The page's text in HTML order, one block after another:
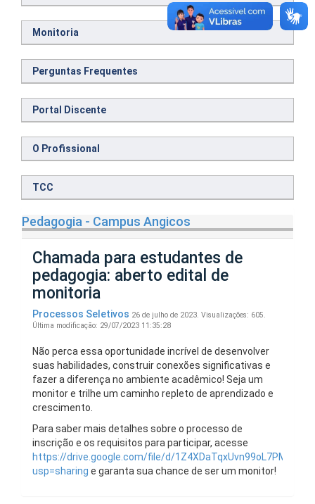
Monitoria
Perguntas Frequentes
Portal Discente
O Profissional
TCC
Pedagogia - Campus Angicos
Chamada para estudantes de
pedagogia: aberto edital de
monitoria
Processos Seletivos 26 de julho de 2023. Visualizações: 605.
Última modificação: 29/07/2023 11:35:28
Não perca essa oportunidade incrível de desenvolver
suas habilidades, construir conexões significativas e
fazer a diferença no ambiente acadêmico! Seja um
monitor e trilhe um caminho repleto de aprendizado e
crescimento.
Para saber mais detalhes sobre o processo de
inscrição e os requisitos para participar, acesse
https://drive.google.com/file/d/
usp=sharing e garanta sua chance de ser um monitor!